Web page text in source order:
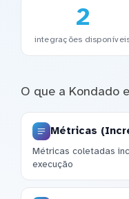
2
integrações
O que a Kondado
Métricas
Métricas coletadas
execução